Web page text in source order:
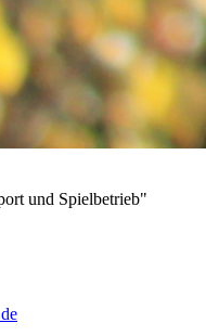
und Spielbetrieb"